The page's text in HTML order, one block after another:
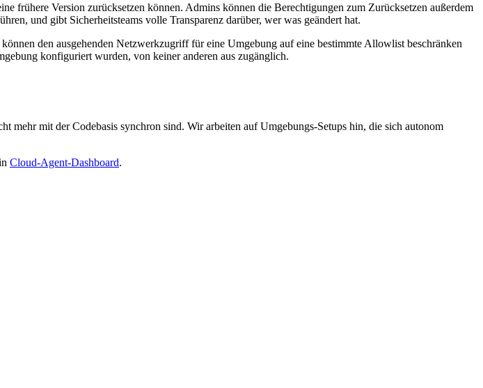
frühere Version zurücksetzen können. Admins können die Berechtigungen zum Zurücksetzen außerdem
und gibt Sicherheitsteams volle Transparenz darüber, wer was geändert hat.
den ausgehenden Netzwerkzugriff für eine Umgebung auf eine bestimmte Allowlist beschränken
konfiguriert wurden, von keiner anderen aus zugänglich.
mit der Codebasis synchron sind. Wir arbeiten auf Umgebungs-Setups hin, die sich autonom
Cloud-Agent-Dashboard.